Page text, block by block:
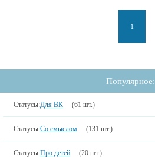
1
Популярное:
Статусы:Для ВК (61 шт.)
Статусы:Со смыслом (131 шт.)
Статусы:Про детей (20 шт.)